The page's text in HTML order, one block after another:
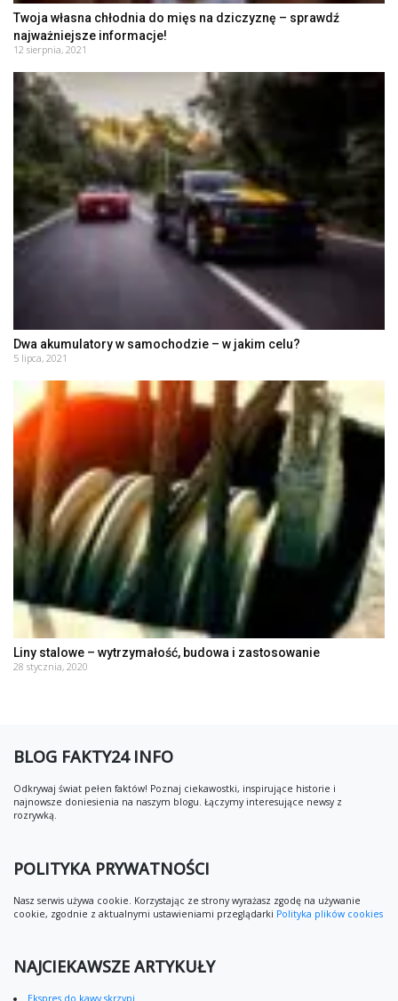
Twoja własna chłodnia do mięs na dziczyznę – sprawdź
najważniejsze informacje!
12 sierpnia, 2021
Dwa akumulatory w samochodzie – w jakim celu?
5 lipca, 2021
Liny stalowe – wytrzymałość, budowa i zastosowanie
28 stycznia, 2020
BLOG FAKTY24 INFO
Odkrywaj świat pełen faktów! Poznaj ciekawostki, inspirujące historie i
najnowsze doniesienia na naszym blogu. Łączymy interesujące newsy z
rozrywką.
POLITYKA PRYWATNOŚCI
Nasz serwis używa cookie. Korzystając ze strony wyrażasz zgodę na używanie
cookie, zgodnie z aktualnymi ustawieniami przeglądarki Polityka plików cookies
NAJCIEKAWSZE ARTYKUŁY
Ekspres do kawy skrzypi